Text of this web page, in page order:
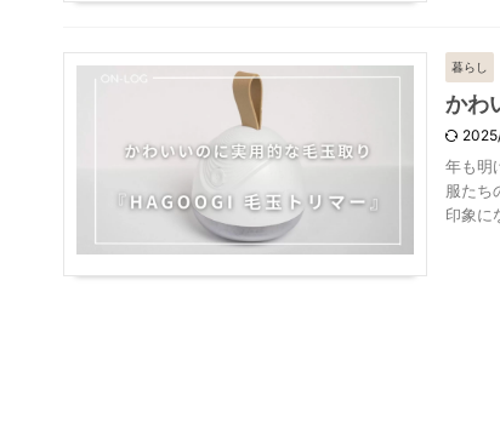
暮らし
かわ
年も明
服たち
印象に